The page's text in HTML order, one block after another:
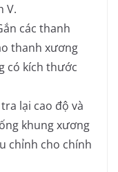
V.
các thanh
thanh xương
có kích thước
lại cao độ và
khung xương
chỉnh cho chính